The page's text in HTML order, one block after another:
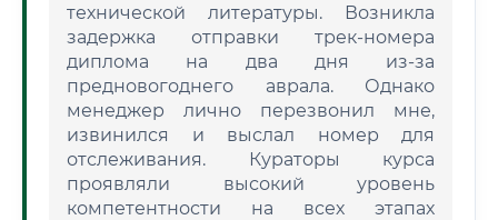
технической литературы. Возникла
задержка отправки трек-номера
диплома на два дня из-за
предновогоднего аврала. Однако
менеджер лично перезвонил мне,
извинился и выслал номер для
отслеживания. Кураторы курса
проявляли высокий уровень
компетентности на всех этапах